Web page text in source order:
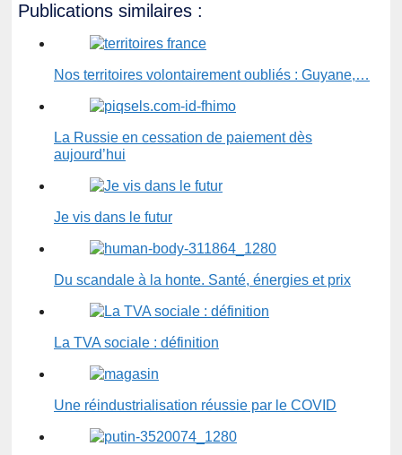
Publications similaires :
Nos territoires volontairement oubliés : Guyane,…
La Russie en cessation de paiement dès
aujourd’hui
Je vis dans le futur
Du scandale à la honte. Santé, énergies et prix
La TVA sociale : définition
Une réindustrialisation réussie par le COVID